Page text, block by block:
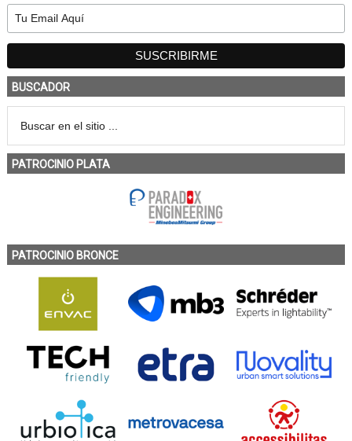
BUSCADOR
PATROCINIO PLATA
PATROCINIO BRONCE